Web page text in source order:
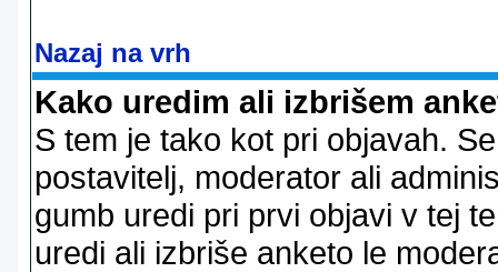
Nazaj na vrh
Kako uredim ali izbrišem
S tem je tako kot pri objavah.
postavitelj, moderator ali
gumb uredi pri prvi objavi v tej
uredi ali izbriše anketo le